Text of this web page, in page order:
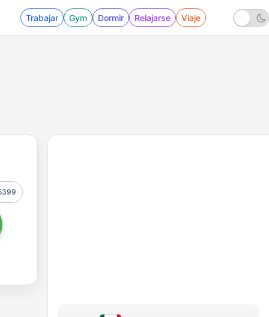
Trabajar Gym Dormir Relajarse Viaje